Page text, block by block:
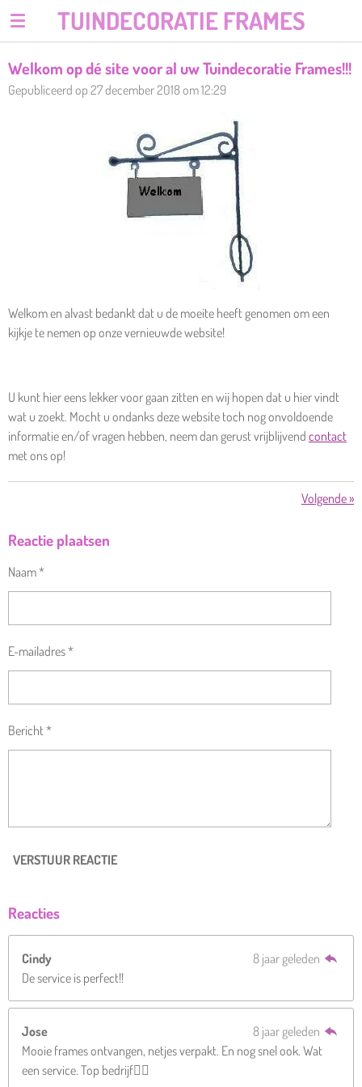
Ga
de
hoofdinhoud
TUINDECORATIE FRAMES
Welkom op dé site voor al uw Tuindecoratie Frames!!!
Gepubliceerd op 27 december 2018 om 12:29
Welkom en alvast bedankt dat u de moeite heeft genomen om een
kijkje te nemen op onze vernieuwde website!
U kunt hier eens lekker voor gaan zitten en wij hopen dat u hier vindt
wat u zoekt. Mocht u ondanks deze website toch nog onvoldoende
informatie en/of vragen hebben, neem dan gerust vrijblijvend contact
met ons op!
Volgende»
Reactie plaatsen
Naam *
E-mailadres *
Bericht *
VERSTUUR REACTIE
Reacties
Cindy
8 jaar geleden
De service is perfect!!
Jose
8 jaar geleden
Mooie frames ontvangen, netjes verpakt. En nog snel ook. Wat
een service. Top bedrijf👌🏻